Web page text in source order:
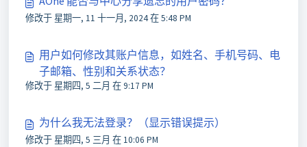
修改于 星期一, 11 十一月, 2024 在 5:48 PM
用户如何修改其账户信息，如姓名、手机号码、电
子邮箱、性别和关系状态？
修改于 星期四, 5 二月 在 9:17 PM
为什么我无法登录？（显示错误提示）
修改于 星期四, 5 三月 在 10:06 PM